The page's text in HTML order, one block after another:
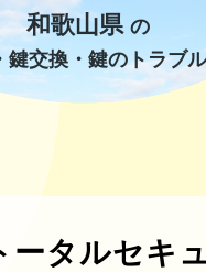
和歌山県 の
鍵交換・鍵のトラブ
ータルセキ